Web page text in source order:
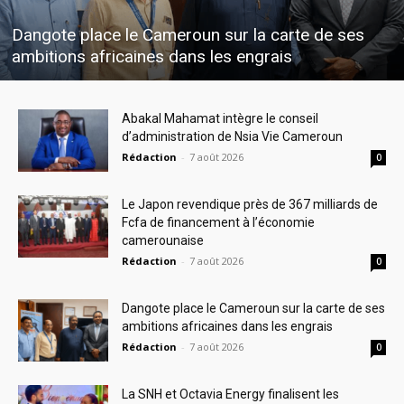
Dangote place le Cameroun sur la carte de ses
ambitions africaines dans les engrais
Abakal Mahamat intègre le conseil
d’administration de Nsia Vie Cameroun
Rédaction - 7 août 2026 0
Le Japon revendique près de 367 milliards de
Fcfa de financement à l’économie
camerounaise
Rédaction - 7 août 2026 0
Dangote place le Cameroun sur la carte de ses
ambitions africaines dans les engrais
Rédaction - 7 août 2026 0
La SNH et Octavia Energy finalisent les